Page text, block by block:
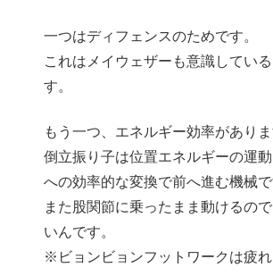
一つはディフェンスのためです。
これはメイウェザーも意識してい
す。
もう一つ、エネルギー効率がありま
倒立振り子は位置エネルギーの運
への効率的な変換で前へ進む機械で
また股関節に乗ったまま動けるので
いんです。
※ビョンビョンフットワークは疲れ